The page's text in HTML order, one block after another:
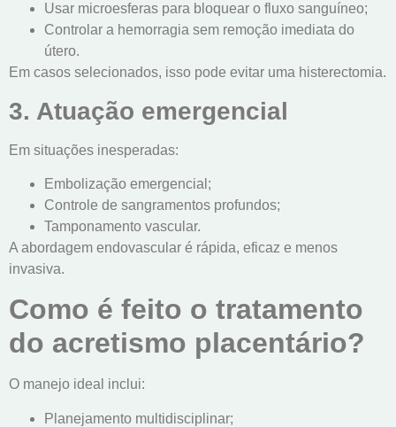
Usar microesferas para bloquear o fluxo sanguíneo;
Controlar a hemorragia sem remoção imediata do
útero.
Em casos selecionados, isso pode evitar uma histerectomia.
3. Atuação emergencial
Em situações inesperadas:
Embolização emergencial;
Controle de sangramentos profundos;
Tamponamento vascular.
A abordagem endovascular é rápida, eficaz e menos
invasiva.
Como é feito o tratamento
do acretismo placentário?
O manejo ideal inclui:
Planejamento multidisciplinar;